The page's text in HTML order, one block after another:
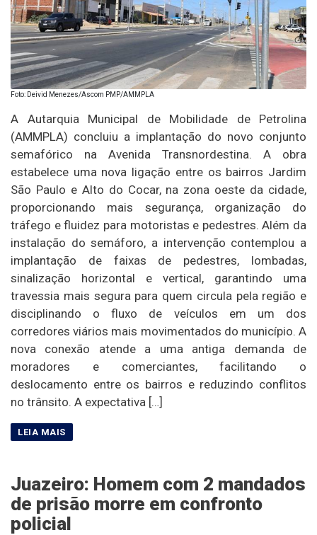
Foto: Deivid Menezes/Ascom PMP/AMMPLA
A Autarquia Municipal de Mobilidade de Petrolina
(AMMPLA) concluiu a implantação do novo conjunto
semafórico na Avenida Transnordestina. A obra
estabelece uma nova ligação entre os bairros Jardim
São Paulo e Alto do Cocar, na zona oeste da cidade,
proporcionando mais segurança, organização do
tráfego e fluidez para motoristas e pedestres. Além da
instalação do semáforo, a intervenção contemplou a
implantação de faixas de pedestres, lombadas,
sinalização horizontal e vertical, garantindo uma
travessia mais segura para quem circula pela região e
disciplinando o fluxo de veículos em um dos
corredores viários mais movimentados do município. A
nova conexão atende a uma antiga demanda de
moradores e comerciantes, facilitando o
deslocamento entre os bairros e reduzindo conflitos
no trânsito. A expectativa […]
Juazeiro: Homem com 2 mandados
de prisão morre em confronto
policial